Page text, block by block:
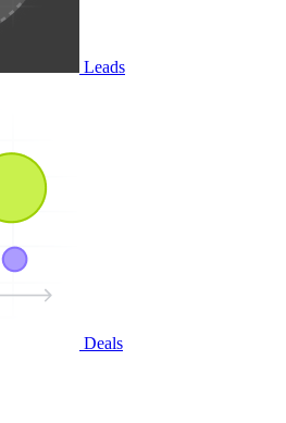
Leads
Deals